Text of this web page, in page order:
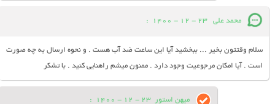
محمد علی 23 - 12 - 1400
:
سلام وقتتون بخیر ... ببخشید آیا این ساعت ضد آب هست . و نحوه ارسال به چه صورت
است . آیا امکان مرجوعیت وجود دارد . ممنون میشم راهنایی کنید . با تشکر
میهن استور 23 - 12 - 1400
: